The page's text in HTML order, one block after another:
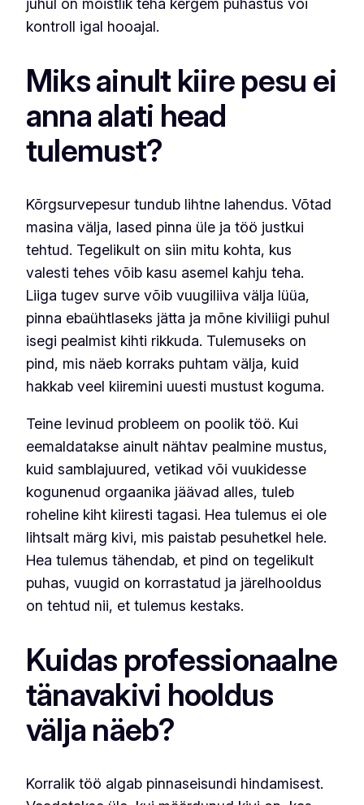
kontroll igal hooajal.
Miks ainult kiire pesu ei
anna alati head
tulemust?
Kõrgsurvepesur tundub lihtne lahendus. Võtad
masina välja, lased pinna üle ja töö justkui
tehtud. Tegelikult on siin mitu kohta, kus
valesti tehes võib kasu asemel kahju teha.
Liiga tugev surve võib vuugiliiva välja lüüa,
pinna ebaühtlaseks jätta ja mõne kiviliigi puhul
isegi pealmist kihti rikkuda. Tulemuseks on
pind, mis näeb korraks puhtam välja, kuid
hakkab veel kiiremini uuesti mustust koguma.
Teine levinud probleem on poolik töö. Kui
eemaldatakse ainult nähtav pealmine mustus,
kuid samblajuured, vetikad või vuukidesse
kogunenud orgaanika jäävad alles, tuleb
roheline kiht kiiresti tagasi. Hea tulemus ei ole
lihtsalt märg kivi, mis paistab pesuhetkel hele.
Hea tulemus tähendab, et pind on tegelikult
puhas, vuugid on korrastatud ja järelhooldus
on tehtud nii, et tulemus kestaks.
Kuidas professionaalne
tänavakivi hooldus
välja näeb?
Korralik töö algab pinnaseisundi hindamisest.